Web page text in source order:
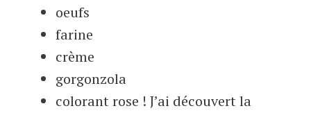
oeufs
farine
crème
gorgonzola
colorant rose ! J’ai découvert la